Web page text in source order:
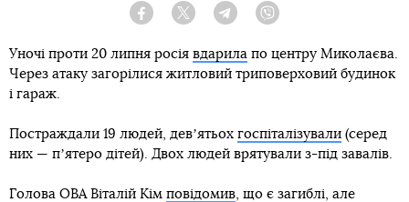
Facebook Twitter Telegram
Уночі проти 20 липня росія вдарила по центру Миколаєва.
Через атаку загорілися житловий триповерховий будинок
і гараж.
Постраждали 19 людей, девʼятьох госпіталізували (серед
них — пʼятеро дітей). Двох людей врятували з-під завалів.
Голова ОВА Віталій Кім повідомив , що є загиблі, але